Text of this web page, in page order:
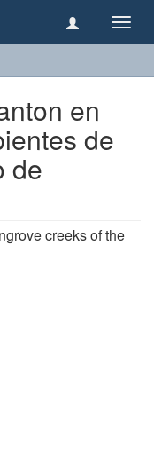
en
de
de
creeks of the